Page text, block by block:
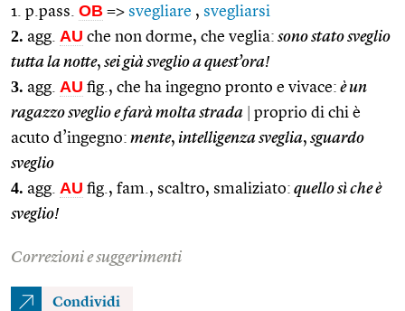
1. p.pass. OB => svegliare , svegliarsi
2. agg. AU che non dorme, che veglia: sono stato sveglio
tutta la notte, sei già sveglio a quest’ora!
3. agg. AU fig., che ha ingegno pronto e vivace: è un
ragazzo sveglio e farà molta strada
proprio di chi è
acuto d’ingegno: mente, intelligenza sveglia, sguardo
sveglio
4. agg. AU fig., fam., scaltro, smaliziato: quello sì che è
sveglio!
Correzioni e suggerimenti
Condividi